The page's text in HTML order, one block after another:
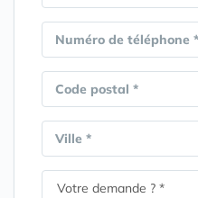
Numéro de téléphone *
Code postal *
Ville *